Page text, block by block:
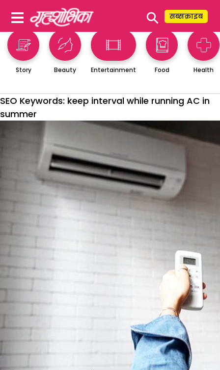
⚲ सब्सक्राइब
Story Beauty Entertainment Food Health
SEO Keywords: keep interval while running AC in
summer